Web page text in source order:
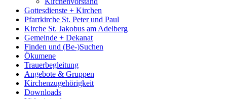
Gottesdienste + Kirchen
Pfarrkirche St. Peter und Paul
Kirche St. Jakobus am Adelberg
Gemeinde + Dekanat
Finden und (Be-)Suchen
Ökumene
Trauerbegleitung
Angebote & Gruppen
Kirchenzugehörigkeit
Downloads